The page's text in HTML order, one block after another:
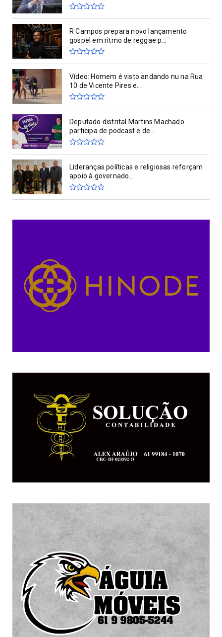
R Campos prepara novo lançamento
gospel em ritmo de reggae p...
Vídeo: Homem é visto andando nu na Rua
10 de Vicente Pires e...
Deputado distrital Martins Machado
participa de podcast e de...
Lideranças políticas e religiosas reforçam
apoio à governado...